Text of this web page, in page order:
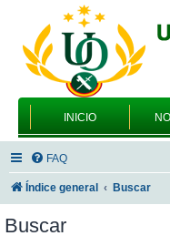
INICIO
FAQ
Índice general Buscar
Buscar